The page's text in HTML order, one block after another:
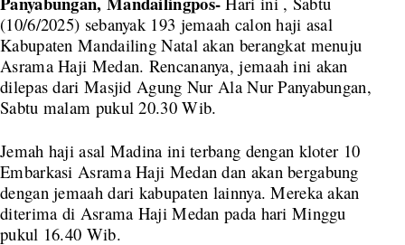
(10/6/2025) sebanyak 193 jemaah calon haji asal
Kabupaten Mandailing Natal akan berangkat menuju
Asrama Haji Medan. Rencananya, jemaah ini akan
dilepas dari Masjid Agung Nur Ala Nur Panyabungan,
Sabtu malam pukul 20.30 Wib.
Jemah haji asal Madina ini terbang dengan kloter 10
Embarkasi Asrama Haji Medan dan akan bergabung
dengan jemaah dari kabupaten lainnya. Mereka akan
diterima di Asrama Haji Medan pada hari Minggu
pukul 16.40 Wib.